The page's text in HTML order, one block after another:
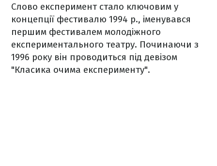
Слово експеримент стало ключовим у
концепції фестивалю 1994 р., іменувався
першим фестивалем молодіжного
експериментального театру. Починаючи з
1996 року він проводиться під девізом
"Класика очима експерименту".